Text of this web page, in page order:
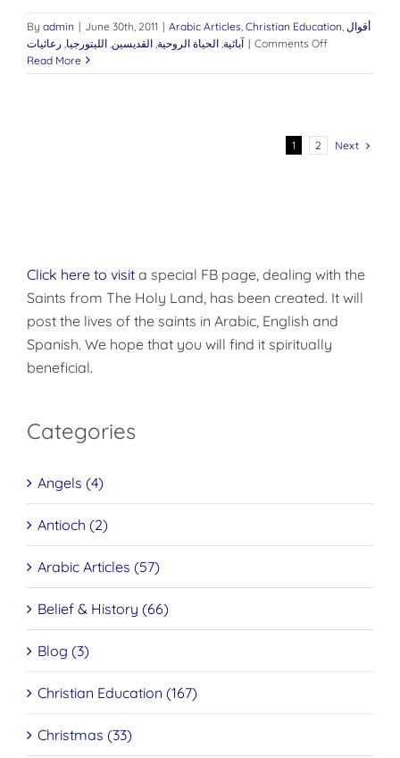
By admin | June 30th, 2011 | Arabic Articles Christian Education أقوال
آبائية الحياة الروحية القديسين الليتورجيا رعائيات | Comments Offon
للكاهن
Read More
1 2 Next
Click here to visit a special FB page, dealing with the
Saints from The Holy Land, has been created. It will
post the lives of the saints in Arabic, English and
Spanish. We hope that you will find it spiritually
beneficial.
Categories
Angels (4)
Antioch (2)
Arabic Articles (57)
Belief & History (66)
Blog (3)
Christian Education (167)
Christmas (33)